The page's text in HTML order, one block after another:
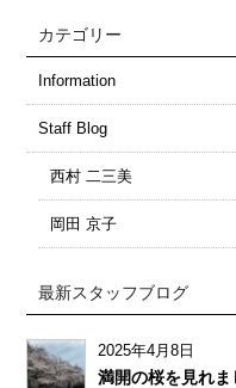
カテゴリー
Information
Staff Blog
西村 二三美
岡田 京子
最新スタッフブログ
2025年4月8日
満開の桜を見れま